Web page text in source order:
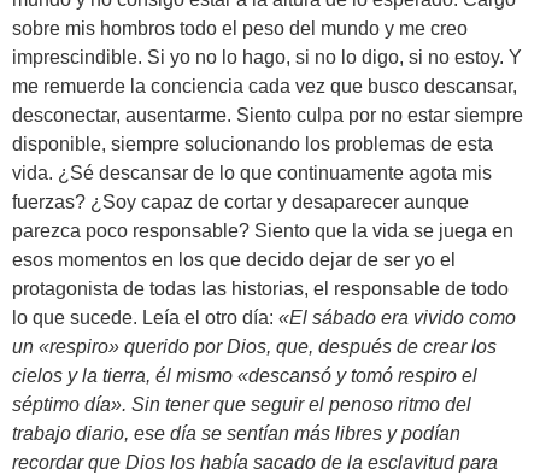
sobre mis hombros todo el peso del mundo y me creo
imprescindible. Si yo no lo hago, si no lo digo, si no estoy. Y
me remuerde la conciencia cada vez que busco descansar,
desconectar, ausentarme. Siento culpa por no estar siempre
disponible, siempre solucionando los problemas de esta
vida. ¿Sé descansar de lo que continuamente agota mis
fuerzas? ¿Soy capaz de cortar y desaparecer aunque
parezca poco responsable? Siento que la vida se juega en
esos momentos en los que decido dejar de ser yo el
protagonista de todas las historias, el responsable de todo
lo que sucede. Leía el otro día: «El sábado era vivido como
un «respiro» querido por Dios, que, después de crear los
cielos y la tierra, él mismo «descansó y tomó respiro el
séptimo día». Sin tener que seguir el penoso ritmo del
trabajo diario, ese día se sentían más libres y podían
recordar que Dios los había sacado de la esclavitud para